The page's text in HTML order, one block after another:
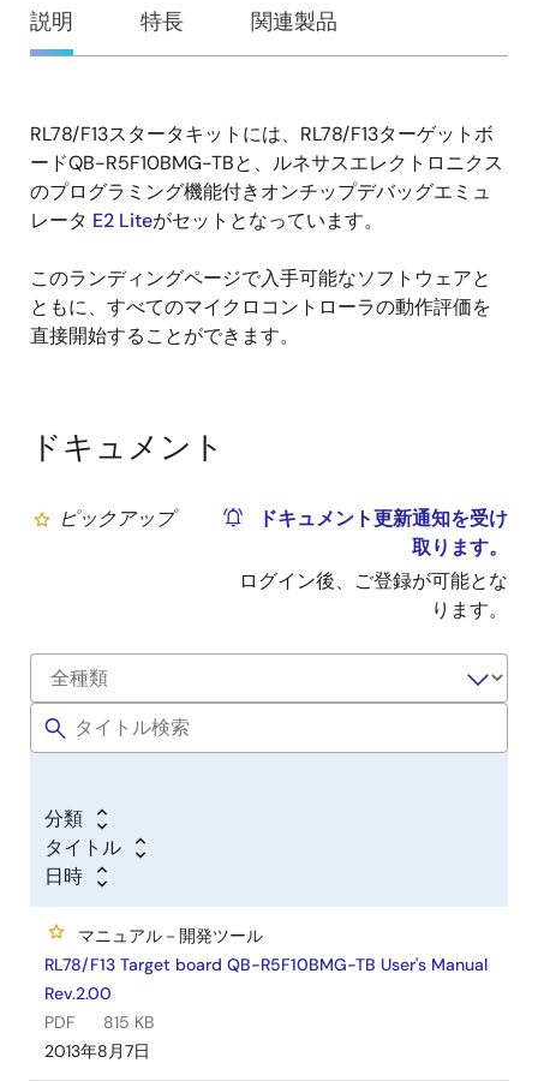
概
要
説明 特長 関連製品
説
明
RL78/F13スタータキットには、RL78/F13ターゲットボ
ードQB-R5F10BMG-TBと、ルネサスエレクトロニクス
のプログラミング機能付きオンチップデバッグエミュ
レータ E2 Liteがセットとなっています。
このランディングページで入手可能なソフトウェアと
ともに、すべてのマイクロコントローラの動作評価を
直接開始することができます。
ドキュメント
ピックアップ
ドキュメント更新通知を受け
取ります。
ログイン後、ご登録が可能とな
ります。
分類
タイトル
日時
マニュアル－開発ツール
RL78/F13 Target board QB-R5F10BMG-TB User's Manual
Rev.2.00
PDF
815 KB
2013年8月7日